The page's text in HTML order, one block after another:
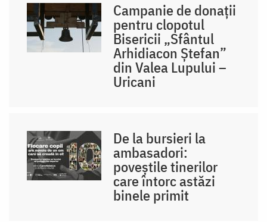
Campanie de donații
pentru clopotul
Bisericii „Sfântul
Arhidiacon Ștefan”
din Valea Lupului –
Uricani
De la bursieri la
ambasadori:
poveștile tinerilor
care întorc astăzi
binele primit